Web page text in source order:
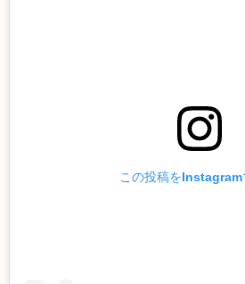
この投稿をInstagram